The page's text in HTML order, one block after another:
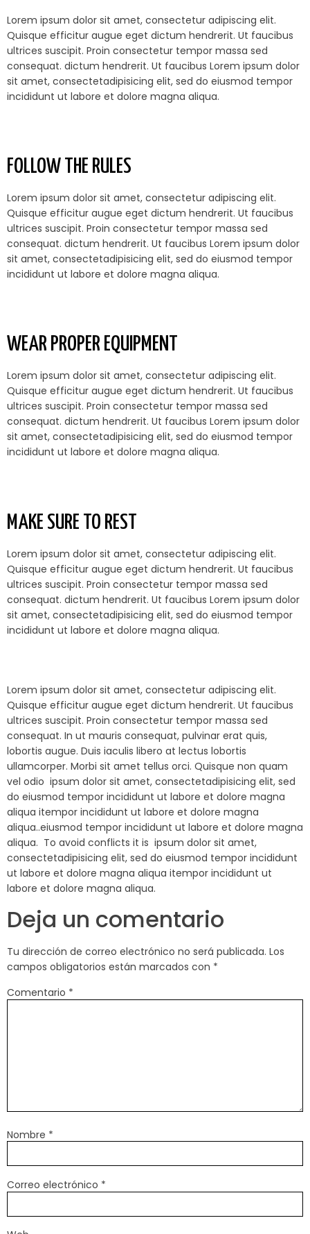
Lorem ipsum dolor sit amet, consectetur adipiscing elit.
Quisque efficitur augue eget dictum hendrerit. Ut faucibus
ultrices suscipit. Proin consectetur tempor massa sed
consequat. dictum hendrerit. Ut faucibus Lorem ipsum dolor
sit amet, consectetadipisicing elit, sed do eiusmod tempor
incididunt ut labore et dolore magna aliqua.
FOLLOW THE RULES
Lorem ipsum dolor sit amet, consectetur adipiscing elit.
Quisque efficitur augue eget dictum hendrerit. Ut faucibus
ultrices suscipit. Proin consectetur tempor massa sed
consequat. dictum hendrerit. Ut faucibus Lorem ipsum dolor
sit amet, consectetadipisicing elit, sed do eiusmod tempor
incididunt ut labore et dolore magna aliqua.
WEAR PROPER EQUIPMENT
Lorem ipsum dolor sit amet, consectetur adipiscing elit.
Quisque efficitur augue eget dictum hendrerit. Ut faucibus
ultrices suscipit. Proin consectetur tempor massa sed
consequat. dictum hendrerit. Ut faucibus Lorem ipsum dolor
sit amet, consectetadipisicing elit, sed do eiusmod tempor
incididunt ut labore et dolore magna aliqua.
MAKE SURE TO REST
Lorem ipsum dolor sit amet, consectetur adipiscing elit.
Quisque efficitur augue eget dictum hendrerit. Ut faucibus
ultrices suscipit. Proin consectetur tempor massa sed
consequat. dictum hendrerit. Ut faucibus Lorem ipsum dolor
sit amet, consectetadipisicing elit, sed do eiusmod tempor
incididunt ut labore et dolore magna aliqua.
Lorem ipsum dolor sit amet, consectetur adipiscing elit.
Quisque efficitur augue eget dictum hendrerit. Ut faucibus
ultrices suscipit. Proin consectetur tempor massa sed
consequat. In ut mauris consequat, pulvinar erat quis,
lobortis augue. Duis iaculis libero at lectus lobortis
ullamcorper. Morbi sit amet tellus orci. Quisque non quam
vel odio ipsum dolor sit amet, consectetadipisicing elit, sed
do eiusmod tempor incididunt ut labore et dolore magna
aliqua itempor incididunt ut labore et dolore magna
aliqua..eiusmod tempor incididunt ut labore et dolore magna
aliqua. To avoid conflicts it is ipsum dolor sit amet,
consectetadipisicing elit, sed do eiusmod tempor incididunt
ut labore et dolore magna aliqua itempor incididunt ut
labore et dolore magna aliqua.
Deja un comentario
Tu dirección de correo electrónico no será publicada. Los
campos obligatorios están marcados con *
Comentario *
Nombre *
Correo electrónico *